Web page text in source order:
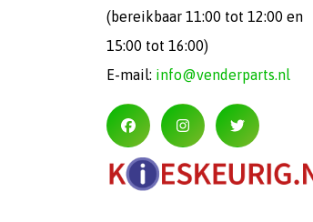
(bereikbaar 11:00 tot 12:00 en
15:00 tot 16:00)
E-mail: info@venderparts.nl